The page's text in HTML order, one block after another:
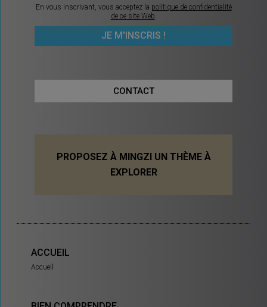
En vous inscrivant, vous acceptez la politique de confidentialité
de ce site Web
CONTACT
PROPOSEZ À MINGZI UN THÈME À
EXPLORER
ACCUEIL
Accueil